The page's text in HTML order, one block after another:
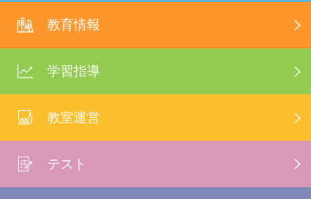
教育情報
学習指導
教室運営
テスト